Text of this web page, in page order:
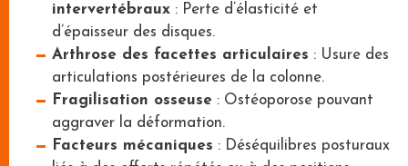
intervertébraux : Perte d’élasticité et
d’épaisseur des disques.
Arthrose des facettes articulaires : Usure des
articulations postérieures de la colonne.
Fragilisation osseuse : Ostéoporose pouvant
aggraver la déformation.
Facteurs mécaniques : Déséquilibres posturaux